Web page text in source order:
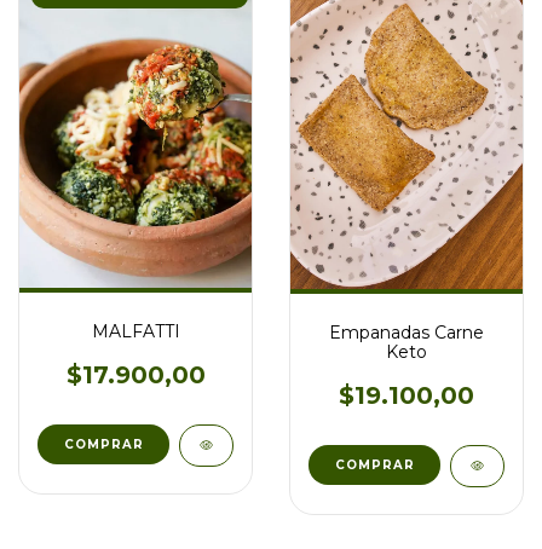
MALFATTI
$17.900,00
Empanadas Carne
Keto
$19.100,00